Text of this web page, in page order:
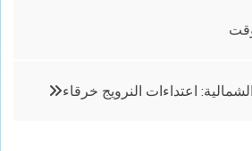
اعتداءات النرويج خرقاء